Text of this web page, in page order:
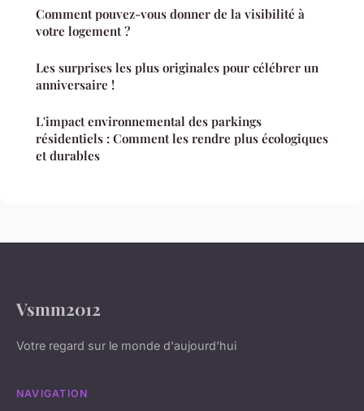
Comment pouvez-vous donner de la visibilité à
votre logement ?
Les surprises les plus originales pour célébrer un
anniversaire !
L'impact environnemental des parkings
résidentiels : Comment les rendre plus écologiques
et durables
Vsmm2012
Votre regard sur le monde d'aujourd'hui
NAVIGATION